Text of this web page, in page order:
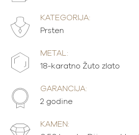
KATEGORIJA:
Prsten
METAL:
18-karatno Žuto zlato
GARANCIJA:
2 godine
KAMEN: